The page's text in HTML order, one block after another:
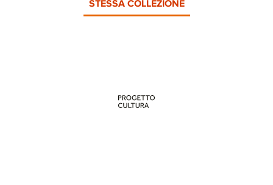
STESSA COLLEZIONE